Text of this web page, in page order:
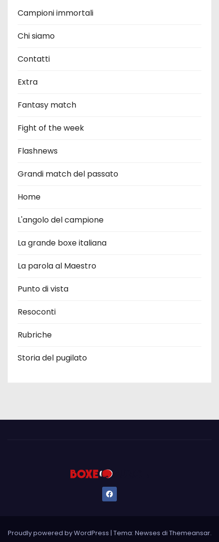
Campioni immortali
Chi siamo
Contatti
Extra
Fantasy match
Fight of the week
Flashnews
Grandi match del passato
Home
L'angolo del campione
La grande boxe italiana
La parola al Maestro
Punto di vista
Resoconti
Rubriche
Storia del pugilato
Proudly powered by WordPress | Tema: Newses di Themeansar.